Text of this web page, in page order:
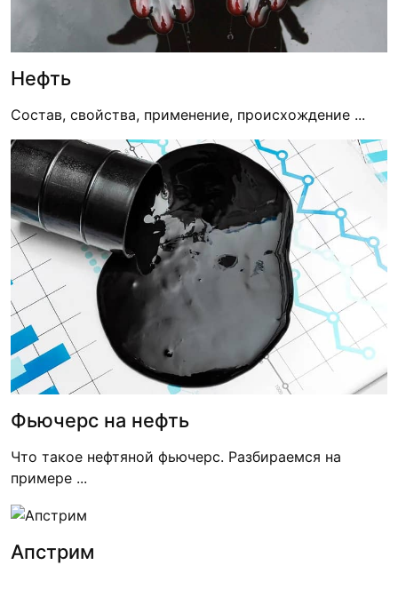
Нефть
Состав, свойства, применение, происхождение ...
Фьючерс на нефть
Что такое нефтяной фьючерс. Разбираемся на
примере ...
Апстрим